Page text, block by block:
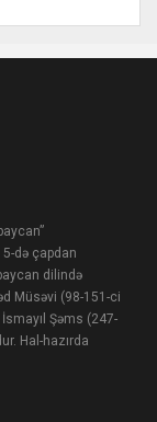
də çapdan
dilində
Müsəvi (98-151-ci
Şəms (247-
Hal-hazırda